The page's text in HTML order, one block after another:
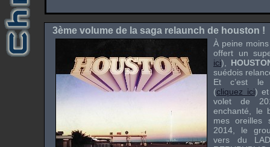
3ème volume de la saga relaunch de houston !
À peine
offert un
ici),
suédois
Et c’est le
(cliquez ici)
volet de
enchanté, le
mes oreilles
2014, le
vers du